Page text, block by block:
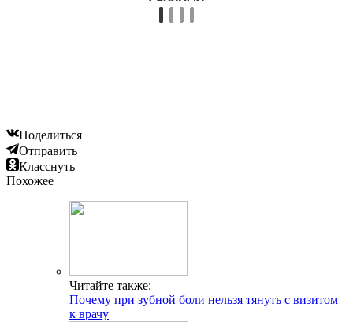
Поделиться
Отправить
Класснуть
Похожее
Читайте также:
Почему при зубной боли нельзя тянуть с визитом
к врачу